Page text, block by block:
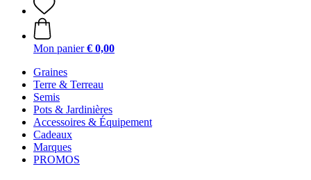
Mon panier € 0,00
Graines
Terre & Terreau
Semis
Pots & Jardinières
Accessoires & Équipement
Cadeaux
Marques
PROMOS